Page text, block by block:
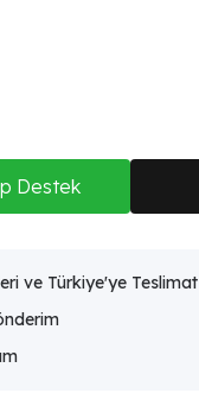
Destek
ve Türkiye'ye Teslimat